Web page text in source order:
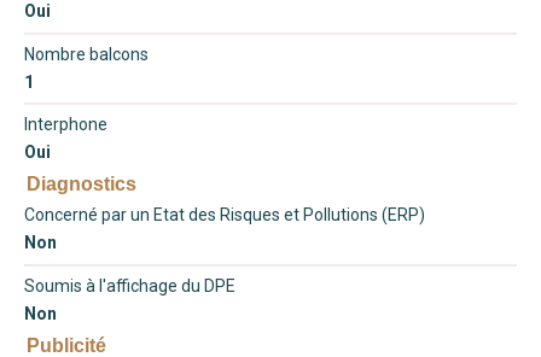
Oui
Nombre balcons
1
Interphone
Oui
Diagnostics
Concerné par un Etat des Risques et Pollutions (ERP)
Non
Soumis à l'affichage du DPE
Non
Publicité